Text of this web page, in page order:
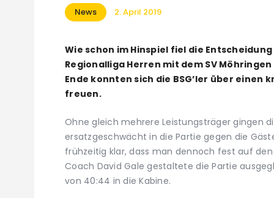
News 2. April 2019
Wie schon im Hinspiel fiel die
Regionalliga Herren mit dem SV
Ende konnten sich die BSG’ler über einen
freuen.
Ohne gleich mehrere Leistungsträger gingen
ersatzgeschwächt in die Partie gegen die
frühzeitig klar, dass man dennoch fest auf den
Coach David Gale gestaltete die Partie
von 40:44 in die Kabine.